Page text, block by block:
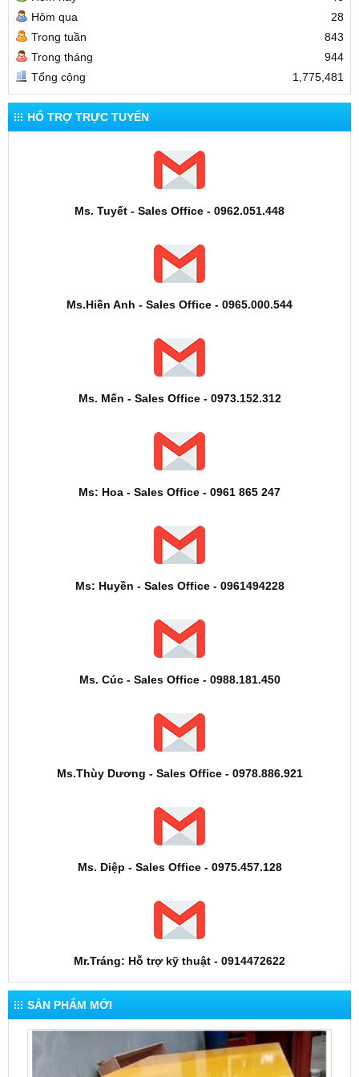
Hôm qua
28
Trong tuần
843
Trong tháng
944
Tổng cộng
1,775,481
HỔ TRỢ TRỰC TUYẾN
Ms. Tuyết - Sales Office - 0962.051.448
Ms.Hiền Anh - Sales Office - 0965.000.544
Ms. Mến - Sales Office - 0973.152.312
Ms: Hoa - Sales Office - 0961 865 247
Ms: Huyền - Sales Office - 0961494228
Ms. Cúc - Sales Office - 0988.181.450
Ms.Thùy Dương - Sales Office - 0978.886.921
Ms. Diệp - Sales Office - 0975.457.128
Mr.Tráng: Hỗ trợ kỹ thuật - 0914472622
SẢN PHẨM MỚI